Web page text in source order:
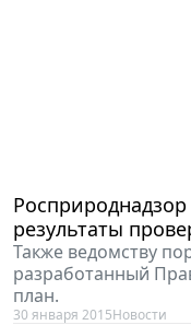
результаты
Также ведомству
разработанный
план.
30 января 2015Новости